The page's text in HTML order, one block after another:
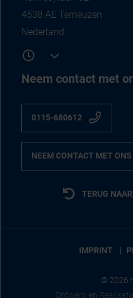
4538 AE Terneuzen
Nederland
Neem contact met
0115-680612
NEEM CONTACT MET
TERUG
© 2026
IMPRINT
Ontwerp en